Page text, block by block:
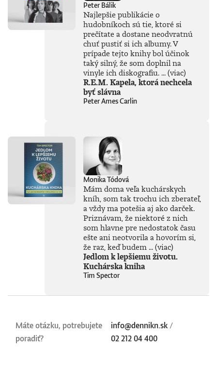
Peter Bálik
Najlepšie publikácie o
hudobníkoch sú tie, ktoré si
prečítate a dostane neodvratnú
chuť pustiť si ich albumy. V
prípade tejto knihy bol účinok
taký silný, že som doplnil na
vinyle ich diskografiu. ...(viac)
R.E.M. Kapela, ktorá nechcela
byť slávna
Peter Ames Carlin
Monika Tódová
Mám doma veľa kuchárskych
kníh, som tak trochu ich zberateľ,
a vždy ma potešia aj ako darček.
Priznávam, že niektoré z nich
som hlavne pre nedostatok času
ešte ani neotvorila a hovorím si,
že raz, keď budem ...(viac)
Jedlom k lepšiemu životu.
Kuchárska kniha
Tim Spector
Máte otázku, potrebujete
poradiť?
info@dennikn.sk /
02 212 04 400